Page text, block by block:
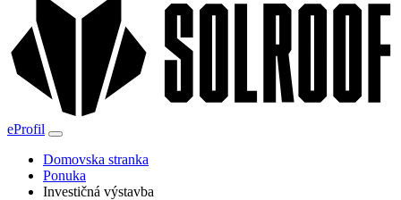
eProfil
Domovska stranka
Ponuka
Investičná výstavba